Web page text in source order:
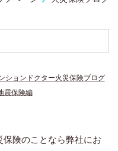
ションドクター火災保険ブログ
震保険編
険のことなら弊社にお